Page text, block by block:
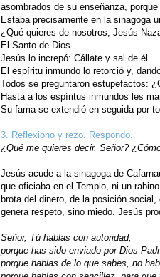
asombrados de su enseñanza,
Estaba precisamente en la sinagoga
¿Qué quieres de nosotros, Jesús
El Santo de Dios.
Jesús lo increpó: Cállate y sal de él.
El espíritu inmundo lo retorció y,
Todos se preguntaron estupefactos:
Hasta a los espíritus inmundos les
Su fama se extendió en seguida por
3. Reflexiono y rezo. Respondo.
¿Qué me quieres decir, Señor?
Jesús acude a la sinagoga de
que oficiaba en el Templo, ni un
brota del dinero, de la posición
genera respeto, sino miedo. Jesús
Señor, Tú hablas con autoridad,
porque has sido enviado por Dios
porque hablas de lo que sabes, no